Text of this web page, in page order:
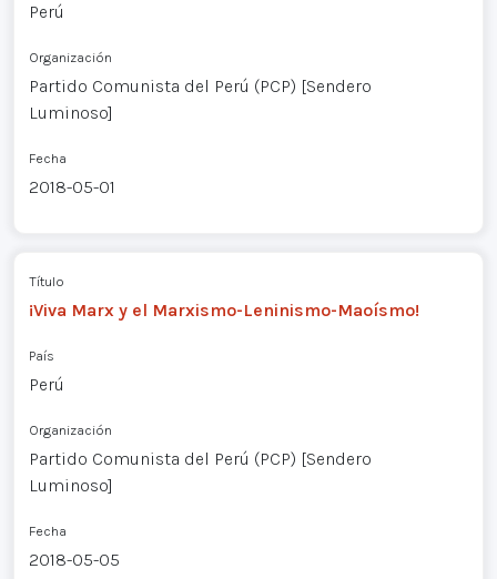
Perú
Organización
Partido Comunista del Perú (PCP) [Sendero
Luminoso]
Fecha
2018-05-01
Título
¡Viva Marx y el Marxismo-Leninismo-Maoísmo!
País
Perú
Organización
Partido Comunista del Perú (PCP) [Sendero
Luminoso]
Fecha
2018-05-05